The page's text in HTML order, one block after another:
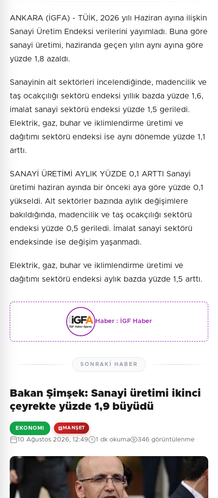
ANKARA (İGFA) - TÜİK, 2026 yılı Haziran ayına ilişkin
Sanayi Üretim Endeksi verilerini yayımladı. Buna göre
sanayi üretimi, haziranda geçen yılın aynı ayına göre
yüzde 1,8 azaldı.
Sanayinin alt sektörleri incelendiğinde, madencilik ve
taş ocakçılığı sektörü endeksi yıllık bazda yüzde 1,6,
imalat sanayi sektörü endeksi yüzde 1,5 geriledi.
Elektrik, gaz, buhar ve iklimlendirme üretimi ve
dağıtımı sektörü endeksi ise aynı dönemde yüzde 1,1
arttı.
SANAYİ ÜRETİMİ AYLIK YÜZDE 0,1 ARTTI Sanayi
üretimi haziran ayında bir önceki aya göre yüzde 0,1
yükseldi. Alt sektörler bazında aylık değişimlere
bakıldığında, madencilik ve taş ocakçılığı sektörü
endeksi yüzde 0,5 geriledi. İmalat sanayi sektörü
endeksinde ise değişim yaşanmadı.
Elektrik, gaz, buhar ve iklimlendirme üretimi ve
dağıtımı sektörü endeksi aylık bazda yüzde 1,5 arttı.
Haber : İGF Haber
SONRAKI HABER
Bakan Şimşek: Sanayi üretimi ikinci
çeyrekte yüzde 1,9 büyüdü
EKONOMI MANŞET
10 Ağustos 2026, 12:49 1 dk okuma 346 görüntülenme